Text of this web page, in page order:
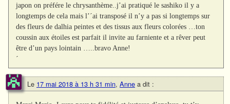
japon on préfére le chrysanthème..j’ai pratiqué le sashiko il y a
longtemps de cela mais l’´ai transposé il n’y a pas si longtemps sur
des fleurs de dalhia peintes et des tissus aux fleurs colorées …ton
coussin aux étoiles est parfait il invite au farniente et a rêver peut
être d’un pays lointain …..bravo Anne!
´
Le 17 mai 2018 à 13 h 31 min, Anne a dit :